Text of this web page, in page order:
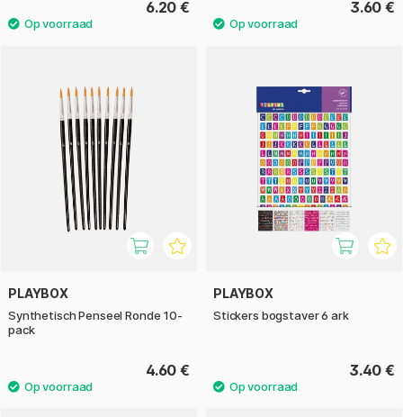
6.20 € 3.60 €
PLAYBOX
Synthetisch Penseel Ronde 10-
pack
4.60 €
PLAYBOX
Stickers bogstaver 6 ark
3.40 €